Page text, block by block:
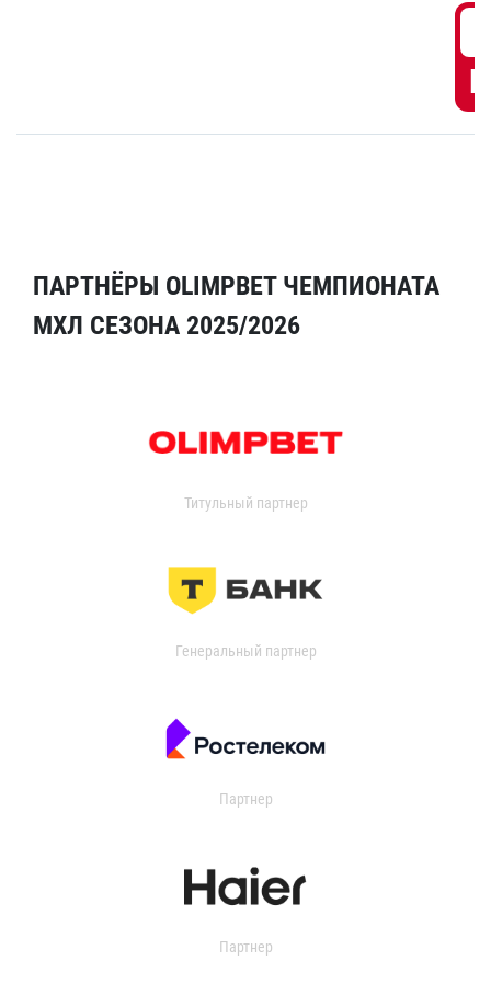
ПАРТНЁРЫ OLIMPBET ЧЕМПИОНАТА
МХЛ СЕЗОНА 2025/2026
Титульный партнер
Генеральный партнер
Партнер
Партнер